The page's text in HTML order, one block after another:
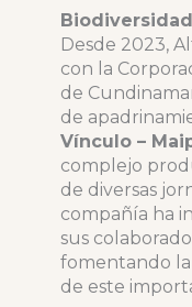
Biodiversidad
Desde 2023,
con la
de
de
Vínculo –
complejo
de diversas
compañía ha
sus
fomentando
de este